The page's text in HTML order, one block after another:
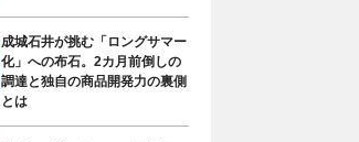
成城石井が挑む「ロングサマー
化」への布石。2カ月前倒しの
調達と独自の商品開発力の裏側
とは